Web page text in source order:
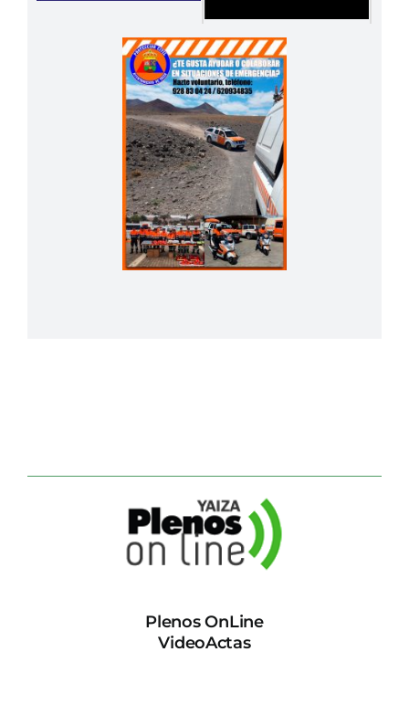
Plenos OnLine
VideoActas